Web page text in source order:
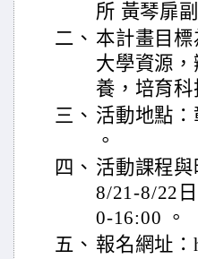
所 黃琴扉
二、 本計畫目
大學資源
養，培育科
三、 活動地點
。
四、 活動課程
8/21-8/22
0-16:00 。
五、 報名網址